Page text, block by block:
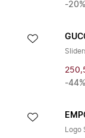
-20%
-44%
Logo